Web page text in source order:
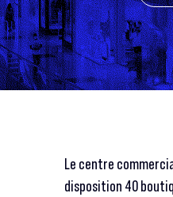
Le centre
disposition 40